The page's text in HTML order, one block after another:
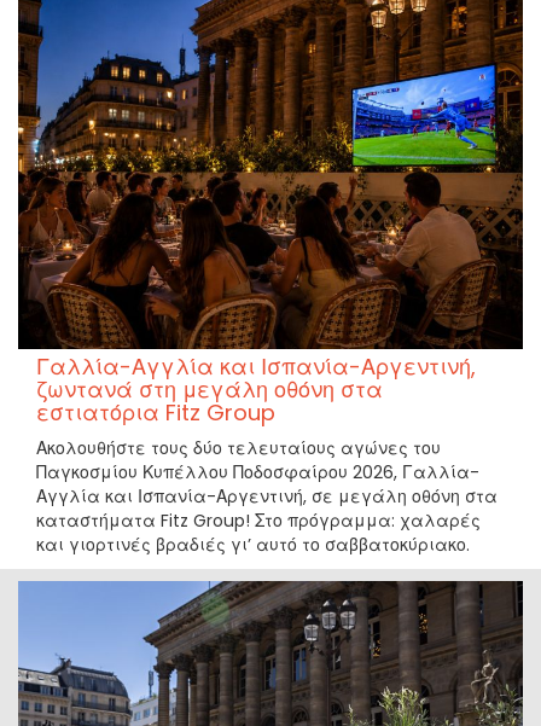
Γαλλία-Αγγλία και Ισπανία-Αργεντινή,
ζωντανά στη μεγάλη οθόνη στα
εστιατόρια Fitz Group
Ακολουθήστε τους δύο τελευταίους αγώνες του
Παγκοσμίου Κυπέλλου Ποδοσφαίρου 2026, Γαλλία-
Αγγλία και Ισπανία-Αργεντινή, σε μεγάλη οθόνη στα
καταστήματα Fitz Group! Στο πρόγραμμα: χαλαρές
και γιορτινές βραδιές γι’ αυτό το σαββατοκύριακο.